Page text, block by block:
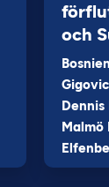
och
Malmö